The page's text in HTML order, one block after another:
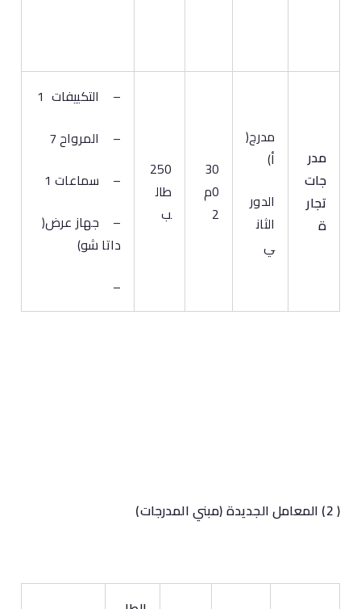
مدر
جات
تجار
ة
مدرج(
أ)
الدور
الثان
ي
30
0م
2
250
طال
ب
– التكييفات 1
– المرواح 7
– سماعات 1
– جهاز عرض(
داتا شو)
–
( 2) المعامل الجديدة (مبني المدرجات)